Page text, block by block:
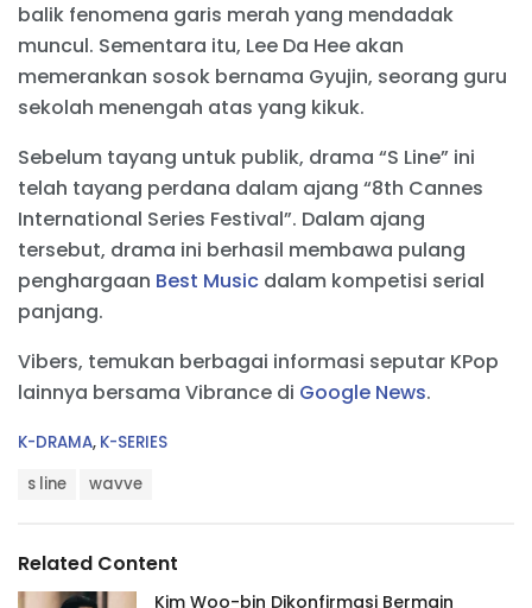
balik fenomena garis merah yang mendadak
muncul. Sementara itu, Lee Da Hee akan
memerankan sosok bernama Gyujin, seorang guru
sekolah menengah atas yang kikuk.
Sebelum tayang untuk publik, drama “S Line” ini
telah tayang perdana dalam ajang “8th Cannes
International Series Festival”. Dalam ajang
tersebut, drama ini berhasil membawa pulang
penghargaan Best Music dalam kompetisi serial
panjang.
Vibers, temukan berbagai informasi seputar KPop
lainnya bersama Vibrance di Google News.
C
r
i
K-DRAMA, K-SERIES
:
s line wavve
Related Content
Kim Woo-bin Dikonfirmasi Bermain